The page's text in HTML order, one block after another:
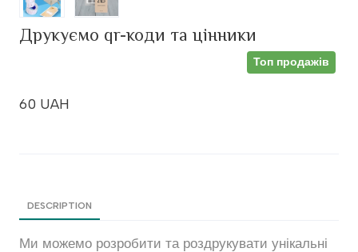
Друкуємо qr-коди та цінники
Топ продажів
60 UAH
DESCRIPTION
Ми можемо розробити та роздрукувати унікальні